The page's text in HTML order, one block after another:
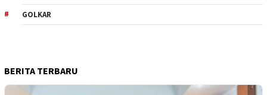
GOLKAR
BERITA TERBARU